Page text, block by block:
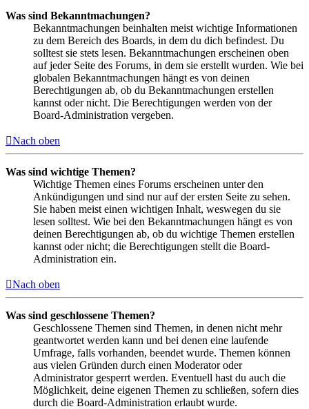
Was sind Bekanntmachungen?
Bekanntmachungen beinhalten meist wichtige Informationen
zu dem Bereich des Boards, in dem du dich befindest. Du
solltest sie stets lesen. Bekanntmachungen erscheinen oben
auf jeder Seite des Forums, in dem sie erstellt wurden. Wie bei
globalen Bekanntmachungen hängt es von deinen
Berechtigungen ab, ob du Bekanntmachungen erstellen
kannst oder nicht. Die Berechtigungen werden von der
Board-Administration vergeben.
Nach oben
Was sind wichtige Themen?
Wichtige Themen eines Forums erscheinen unter den
Ankündigungen und sind nur auf der ersten Seite zu sehen.
Sie haben meist einen wichtigen Inhalt, weswegen du sie
lesen solltest. Wie bei den Bekanntmachungen hängt es von
deinen Berechtigungen ab, ob du wichtige Themen erstellen
kannst oder nicht; die Berechtigungen stellt die Board-
Administration ein.
Nach oben
Was sind geschlossene Themen?
Geschlossene Themen sind Themen, in denen nicht mehr
geantwortet werden kann und bei denen eine laufende
Umfrage, falls vorhanden, beendet wurde. Themen können
aus vielen Gründen durch einen Moderator oder
Administrator gesperrt werden. Eventuell hast du auch die
Möglichkeit, deine eigenen Themen zu schließen, sofern dies
durch die Board-Administration erlaubt wurde.